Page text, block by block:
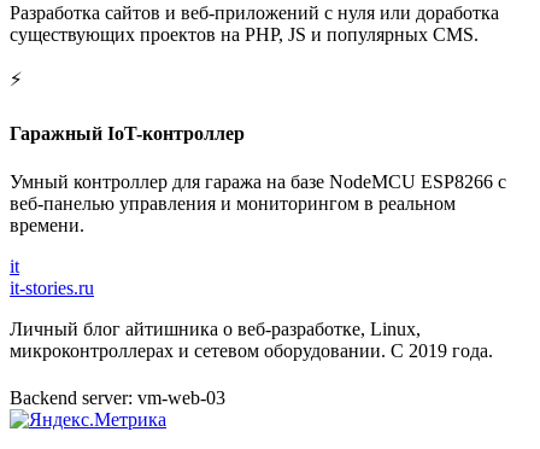
Разработка сайтов и веб-приложений с нуля или доработка
существующих проектов на PHP, JS и популярных CMS.
⚡
Гаражный IoT-контроллер
Умный контроллер для гаража на базе NodeMCU ESP8266 с
веб-панелью управления и мониторингом в реальном
времени.
it
it-stories.ru
Личный блог айтишника о веб-разработке, Linux,
микроконтроллерах и сетевом оборудовании. С 2019 года.
Backend server: vm-web-03